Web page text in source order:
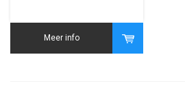
Meer info